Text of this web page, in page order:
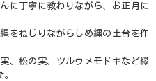
に丁寧に教わりながら、お正月に
をねじりながらしめ縄の土台を作
、松の実、ツルウメモドキなど縁